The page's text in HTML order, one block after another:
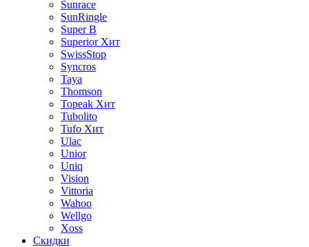
Sunrace
SunRingle
Super B
Superior Хит
SwissStop
Syncros
Taya
Thomson
Topeak Хит
Tubolito
Tufo Хит
Ulac
Unior
Uniq
Vision
Vittoria
Wahoo
Wellgo
Xoss
Скидки